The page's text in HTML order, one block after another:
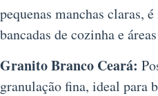
pequenas manchas claras,
bancadas de cozinha e
Granito Branco Ceará:
granulação fina, ideal para